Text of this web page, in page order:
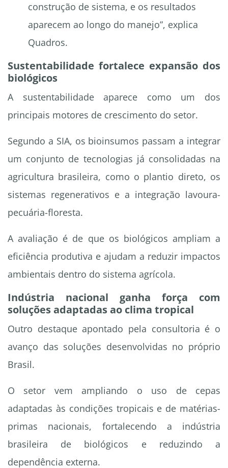
construção de sistema, e os resultados
aparecem ao longo do manejo”, explica
Quadros.
Sustentabilidade fortalece expansão dos
biológicos
A sustentabilidade aparece como um dos
principais motores de crescimento do setor.
Segundo a SIA, os bioinsumos passam a integrar
um conjunto de tecnologias já consolidadas na
agricultura brasileira, como o plantio direto, os
sistemas regenerativos e a integração lavoura-
pecuária-floresta.
A avaliação é de que os biológicos ampliam a
eficiência produtiva e ajudam a reduzir impactos
ambientais dentro do sistema agrícola.
Indústria nacional ganha força com
soluções adaptadas ao clima tropical
Outro destaque apontado pela consultoria é o
avanço das soluções desenvolvidas no próprio
Brasil.
O setor vem ampliando o uso de cepas
adaptadas às condições tropicais e de matérias-
primas nacionais, fortalecendo a indústria
brasileira de biológicos e reduzindo a
dependência externa.